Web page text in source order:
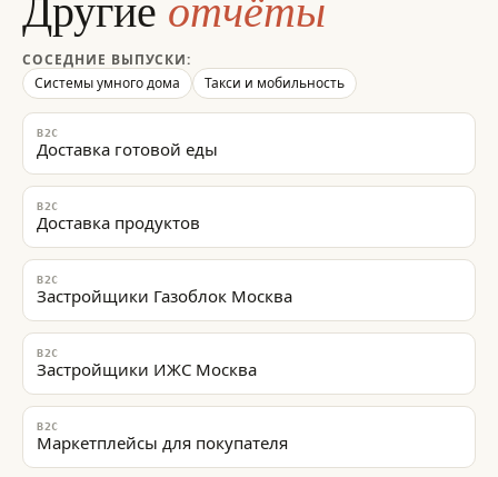
Если бы ты советовал другу именно услугу/продукт из ниши
первым среди **прямых** игроков? Важно: в итоговом списке
маркетинга»: универсальные SEO/SMM-агентства, планировщики
школы, если они не позиционируются именно как поставщики
в структурированный список, опиши оговорку в тексте ответа.
Какие **узкоспециализированные** сервисы по «Стриминги кино и
списке брендов — только те, кто по смыслу напрямую связан с
продукт). Не дополняй список смежными игроками «из
постов, платформы аналитики позиций, биржи, курсы и школы,
17
Среди **прямых** игроков ниши «Стриминги кино и сериалов» в в
доступностью? Важно: в итоговом списке брендов — только те, кто
(явно продают такую услугу или продукт). Не дополняй список
позиционируются именно как поставщики услуги из этой ниши.
структурированный список, опиши оговорку в тексте ответа.
Какие компании из **ядра** ниши «Стриминги кино и сериалов» в в
только те, кто по смыслу напрямую связан с формулировкой ниши
дополняй список смежными игроками «из маркетинга»:
платформы аналитики позиций, биржи, курсы и школы, если они не
СОСЕДНИЕ ВЫПУСКИ:
Системы умного дома
Такси и мобильность
B2C
Доставка готовой еды
B2C
Доставка продуктов
B2C
Застройщики Газоблок Москва
B2C
Застройщики ИЖС Москва
B2C
Маркетплейсы для покупателя